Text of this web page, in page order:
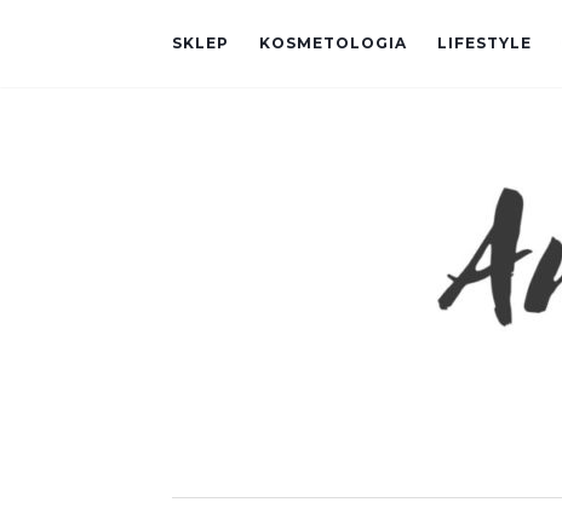
SKLEP KOSMETOLOGIA LIFESTYLE